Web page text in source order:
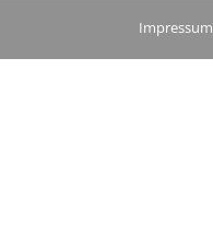
Impressum